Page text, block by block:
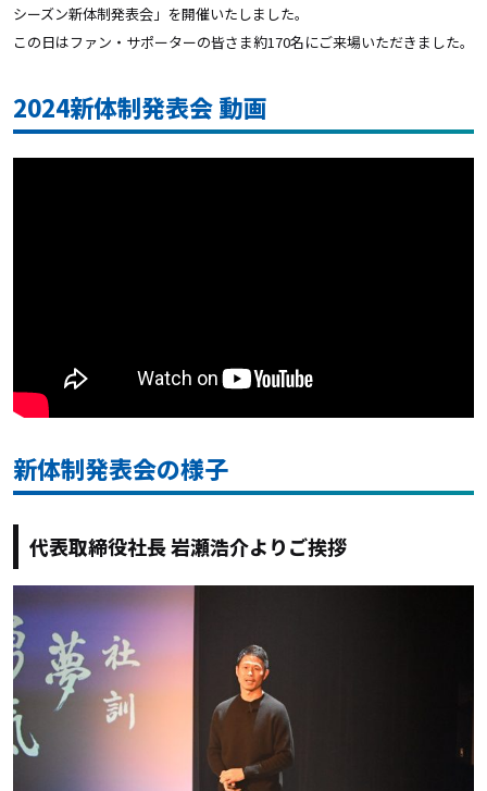
シーズン新体制発表会」を開催いたしました。
この日はファン・サポーターの皆さま約170名にご来場いただきました。
2024新体制発表会 動画
新体制発表会の様子
代表取締役社長 岩瀬浩介よりご挨拶